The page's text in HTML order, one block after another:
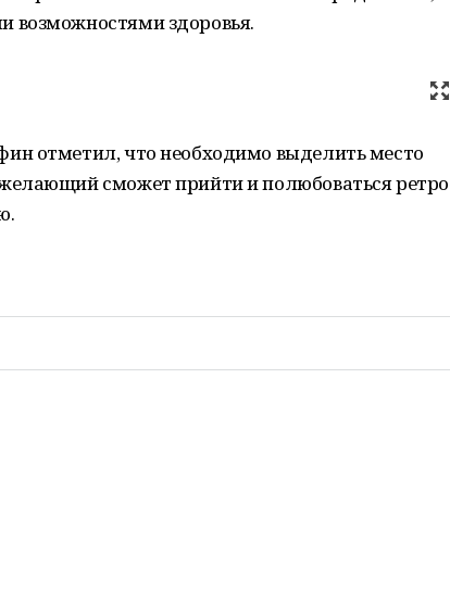
возможностями здоровья.
отметил, что необходимо выделить место
сможет прийти и полюбоваться